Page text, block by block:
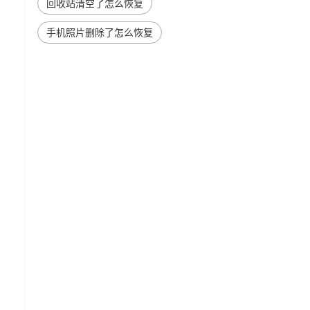
回收站清空了怎么恢复
手机照片删除了怎么恢复